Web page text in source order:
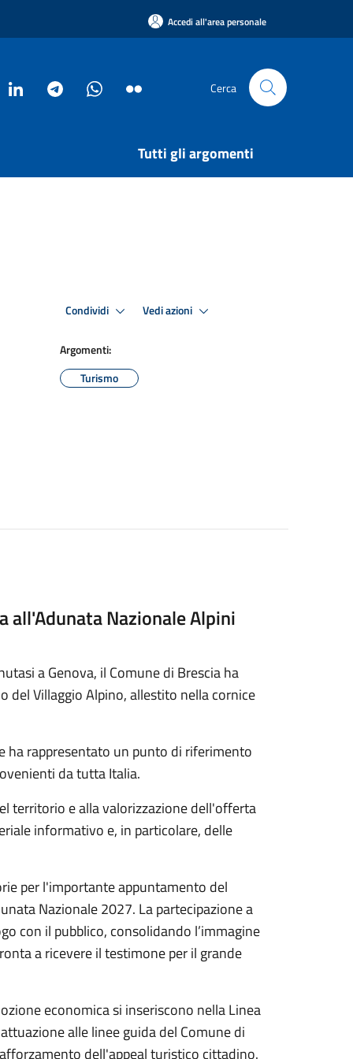
Accedi all'area personale
Cerca
Tutti gli argomenti
Condividi Vedi azioni
Argomenti:
Turismo
all'Adunata Nazionale Alpini
a Genova, il Comune di Brescia ha
del Villaggio Alpino, allestito nella cornice
ha rappresentato un punto di riferimento
da tutta Italia.
territorio e alla valorizzazione dell'offerta
informativo e, in particolare, delle
per l'importante appuntamento del
Nazionale 2027. La partecipazione a
con il pubblico, consolidando l’immagine
a ricevere il testimone per il grande
economica si inseriscono nella Linea
alle linee guida del Comune di
dell'appeal turistico cittadino.